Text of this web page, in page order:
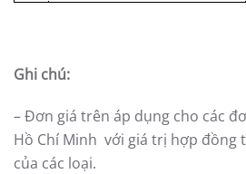
Ghi chú:
– Đơn giá trên áp dụng cho các
Hồ Chí Minh với giá trị hợp đồng
của các loại.